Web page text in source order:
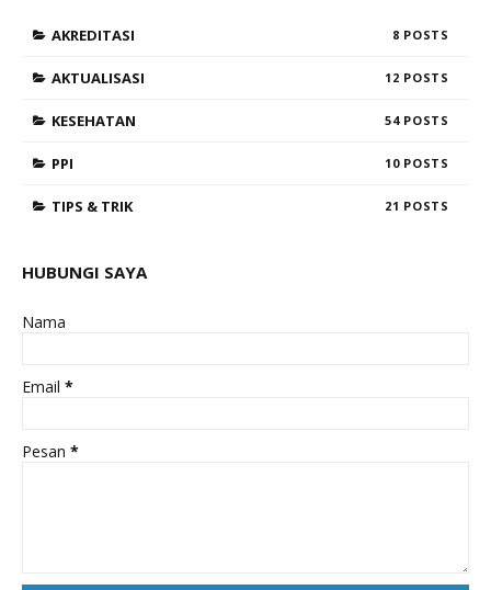
AKREDITASI 8
AKTUALISASI 12
KESEHATAN 54
PPI 10
TIPS & TRIK 21
HUBUNGI SAYA
Nama
Email *
Pesan *